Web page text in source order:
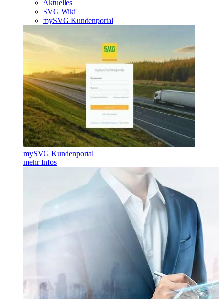
Aktuelles
SVG Wiki
mySVG Kundenportal
mySVG Kundenportal
mehr Infos